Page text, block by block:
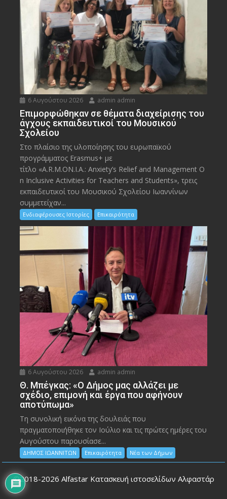
6 Αυγούστου 2026 admin admin
Eπιμορφώθηκαν σε θέματα διαχείρισης του
άγχους εκπαιδευτικοί του Μουσικού
Σχολείου
Στο πλαίσιο της υλοποίησης του ευρωπαϊκού
προγράμματος Erasmus+ με
τίτλο «A.R.M.ON.I.A.: Anxiety’s Relief and Management O
n Inclusive Activities for Teachers and Students», τρεις
εκπαιδευτικοί του Μουσικού Σχολείου Ιωαννίνων
συμμετείχαν...
Ενδιαφέρουσες Ιστορίες Επικαιρότητα
6 Αυγούστου 2026 admin admin
Θ. Μπέγκας: «Ο Δήμος μας αλλάζει με
σχέδιο, επιμονή και έργα που αφήνουν
αποτύπωμα»
Τη συνολική εικόνα της δουλειάς που
πραγματοποιήθηκε τον Ιούλιο και τις πρώτες ημέρες του
Αυγούστου παρουσίασε...
ΔΗΜΟΣ ΙΩΑΝΝΙΤΩΝ Επικαιρότητα Νέα των Δήμων
©2018-2026 Alfastar Κατασκευή ιστοσελίδων Αλφαστάρ